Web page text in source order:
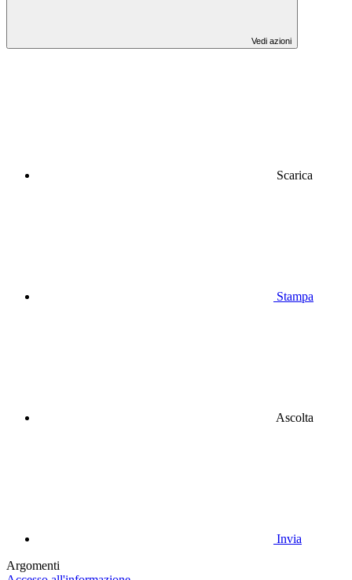
Vedi azioni
Scarica
Stampa
Ascolta
Invia
Argomenti